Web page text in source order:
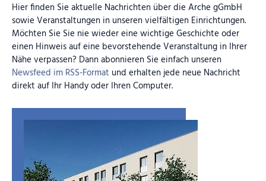
Hier finden Sie aktuelle Nachrichten über die Arche gGmbH
sowie Veranstaltungen in unseren vielfältigen Einrichtungen.
Möchten Sie Sie nie wieder eine wichtige Geschichte oder
einen Hinweis auf eine bevorstehende Veranstaltung in Ihrer
Nähe verpassen? Dann abonnieren Sie einfach unseren
Newsfeed im RSS-Format und erhalten jede neue Nachricht
direkt auf Ihr Handy oder Ihren Computer.